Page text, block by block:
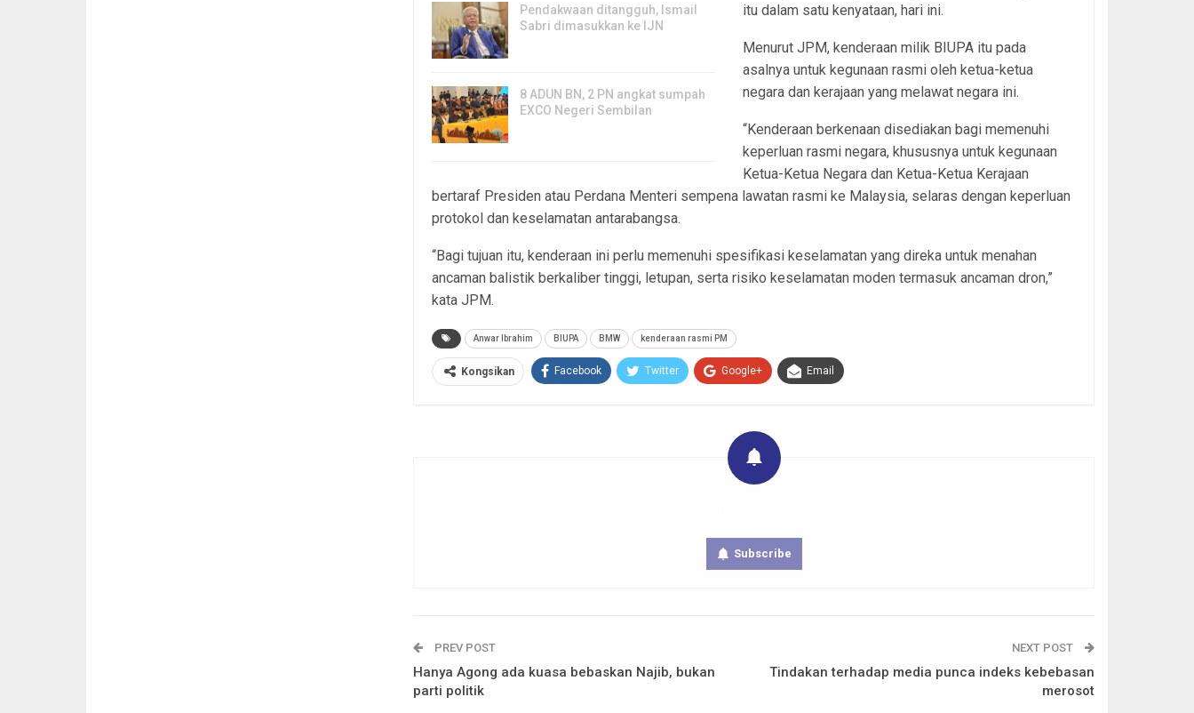
Pendakwaan ditangguh, Ismail
Sabri dimasukkan ke IJN
8 ADUN BN, 2 PN angkat sumpah
EXCO Negeri Sembilan
itu dalam satu kenyataan, hari ini.
Menurut JPM, kenderaan milik BIUPA itu pada
asalnya untuk kegunaan rasmi oleh ketua-ketua
negara dan kerajaan yang melawat negara ini.
“Kenderaan berkenaan disediakan bagi memenuhi
keperluan rasmi negara, khususnya untuk kegunaan
Ketua-Ketua Negara dan Ketua-Ketua Kerajaan
bertaraf Presiden atau Perdana Menteri sempena lawatan rasmi ke Malaysia, selaras dengan keperluan
protokol dan keselamatan antarabangsa.
“Bagi tujuan itu, kenderaan ini perlu memenuhi spesifikasi keselamatan yang direka untuk menahan
ancaman balistik berkaliber tinggi, letupan, serta risiko keselamatan moden termasuk ancaman dron,”
kata JPM.
Anwar Ibrahim BIUPA BMW kenderaan rasmi PM
Kongsikan Facebook Twitter Google+ Email
Subscribe
PREV POST
Hanya Agong ada kuasa bebaskan Najib, bukan
parti politik
NEXT POST
Tindakan terhadap media punca indeks kebebasan
merosot